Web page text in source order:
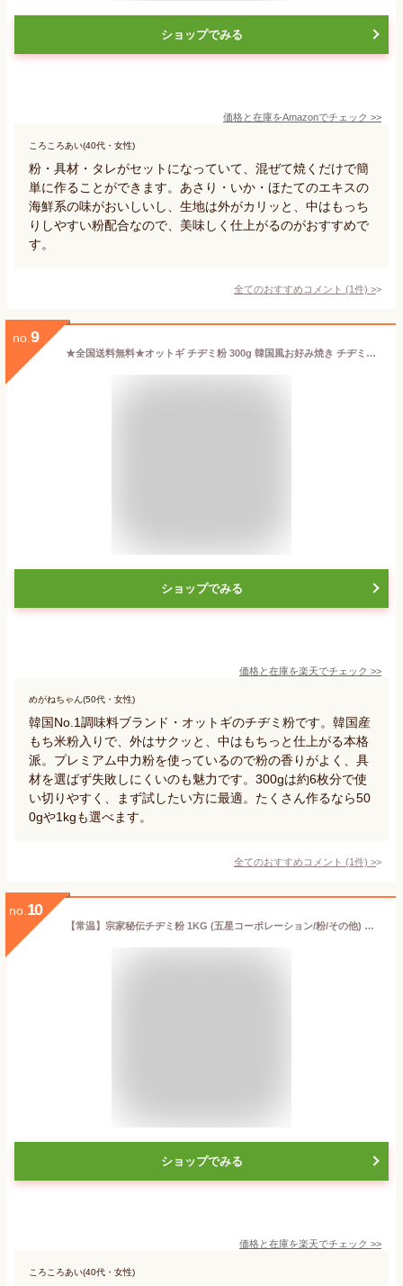
ショップでみる
価格と在庫をAmazonでチェック >>
ころころあい(40代・女性)
粉・具材・タレがセットになっていて、混ぜて焼くだけで簡
単に作ることができます。あさり・いか・ほたてのエキスの
海鮮系の味がおいしいし、生地は外がカリッと、中はもっち
りしやすい粉配合なので、美味しく仕上がるのがおすすめで
す。
全てのおすすめコメント (1件) >
no. 9
★全国送料無料★オットギ チヂミ粉 300g 韓国風お好み焼き チヂミがご家庭でも簡単に作れるミックス粉 お好み焼き/ジョン/マッコリ/粉/粉末/パウダー/天ぷら/韓国食材/韓国料理/韓国食品【クリックポスト発送】
ショップでみる
価格と在庫を楽天でチェック >>
めがねちゃん(50代・女性)
韓国No.1調味料ブランド・オットギのチヂミ粉です。韓国産
もち米粉入りで、外はサクッと、中はもちっと仕上がる本格
派。プレミアム中力粉を使っているので粉の香りがよく、具
材を選ばず失敗しにくいのも魅力です。300gは約6枚分で使
い切りやすく、まず試したい方に最適。たくさん作るなら50
0gや1kgも選べます。
全てのおすすめコメント (1件) >
no. 10
【常温】宗家秘伝チヂミ粉 1KG (五星コーポレーション/粉/その他) 業務用
ショップでみる
価格と在庫を楽天でチェック >>
ころころあい(40代・女性)